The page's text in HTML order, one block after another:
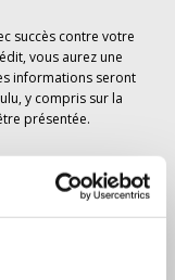
succès contre votre
vous aurez une
informations seront
y compris sur la
présentée.
concernant votre
été annulée et il est
commandés en
Prix sont livrés.